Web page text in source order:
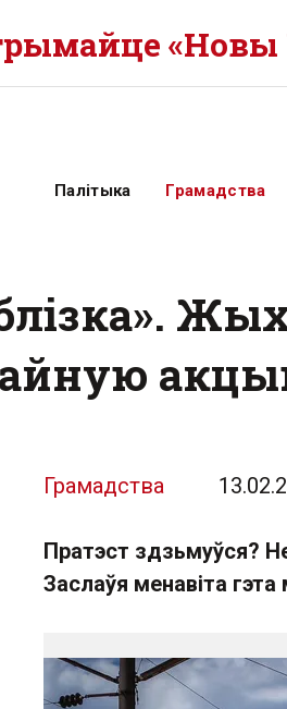
«Новы
Палітыка Грамадства
акцыю
Грамадства
Пратэст здзьмуўся?
Заслаўя менавіта